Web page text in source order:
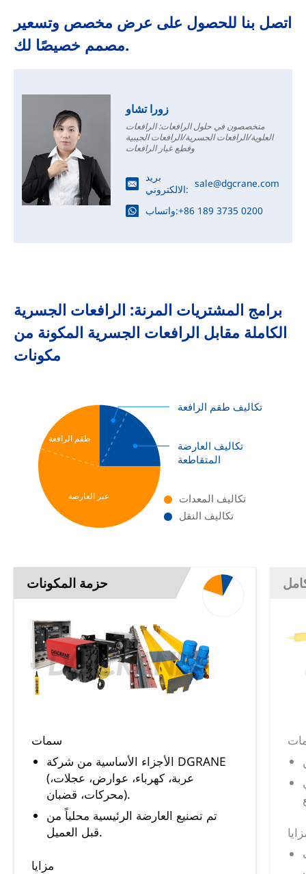
اتصل بنا للحصول على عرض مخصص وتسعير
مصمم خصيصًا لك.
زورا تشاو
متخصصون في حلول الرافعات: الرافعات
العلوية/الرافعات الجسرية/الرافعات الجيبية
وقطع غيار الرافعات
بريد
الالكتروني: sale@dgcrane.com
واتساب:+86 189 3735 0200
برامج المشتريات المرنة: الرافعات الجسرية
الكاملة مقابل الرافعات الجسرية المكونة من
مكونات
طقم الرافعة
عبر العارضة
تكاليف طقم الرافعة
تكاليف العارضة
المتقاطعة
تكاليف المعدات
تكاليف النقل
حزمة المكونات
سمات
الأجزاء الأساسية من شركة DGRANE
(عربة، كهرباء، عوارض، عجلات،
محركات، قضبان).
تم تصنيع العارضة الرئيسية محلياً من
قبل العميل.
مزايا